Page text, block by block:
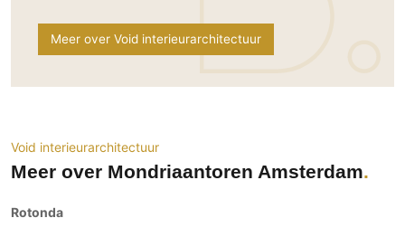
Ramen en deuren
Stalen deuren
Systeemwanden
Deurbeslag
Stucwerk
Kantoor
Meer over Void interieurarchitectuur
Void interieurarchitectuur
Meer over Mondriaantoren Amsterdam
Rotonda